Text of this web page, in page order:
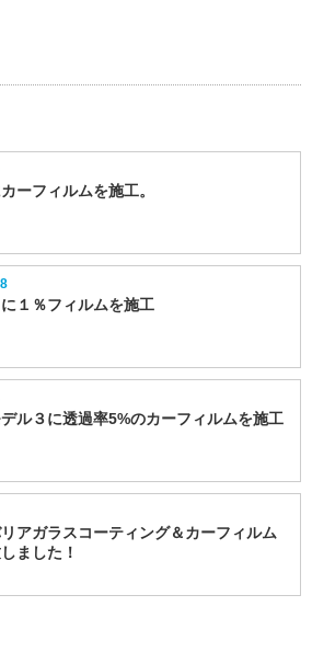
ーフィルムを施工。
１％フィルムを施工
ル３に透過率5%のカーフィルムを施工
アガラスコーティング＆カーフィルム
ました！